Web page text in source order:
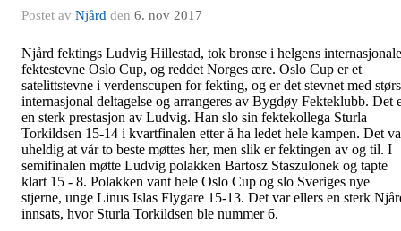
Postet av Njård den 6. nov 2017
Njård fektings Ludvig Hillestad, tok bronse i helgens internasjonale
fektestevne Oslo Cup, og reddet Norges ære. Oslo Cup er et
satelittstevne i verdenscupen for fekting, og er det stevnet med
internasjonal deltagelse og arrangeres av Bygdøy Fekteklubb. Det
en sterk prestasjon av Ludvig. Han slo sin fektekollega Sturla
Torkildsen 15-14 i kvartfinalen etter å ha ledet hele kampen. Det
uheldig at vår to beste møttes her, men slik er fektingen av og til. I
semifinalen møtte Ludvig polakken Bartosz Staszulonek og tapte
klart 15 - 8. Polakken vant hele Oslo Cup og slo Sveriges nye
stjerne, unge Linus Islas Flygare 15-13. Det var ellers en sterk
innsats, hvor Sturla Torkildsen ble nummer 6.